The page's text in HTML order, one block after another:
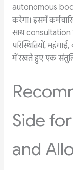
autonomous
करेगा। इसमें
साथ consultation
परिस्थितियों,
में रखते हुए एक
Side
and